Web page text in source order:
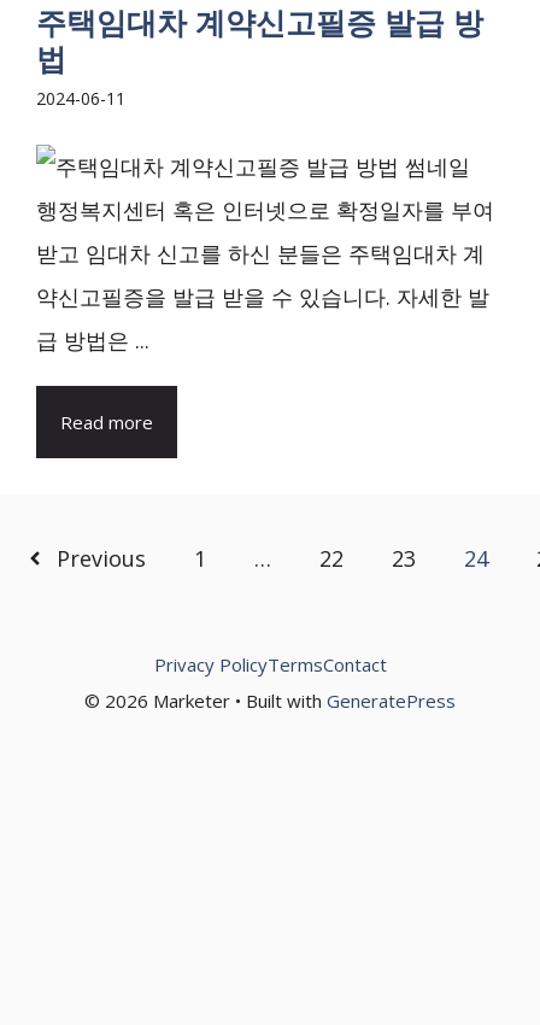
주택임대차 계약신고필증 발급 방
법
2024-06-11
행정복지센터 혹은 인터넷으로 확정일자를 부여
받고 임대차 신고를 하신 분들은 주택임대차 계
약신고필증을 발급 받을 수 있습니다. 자세한 발
급 방법은 ...
Read more
Previous 1 … 22 23 24
© 2026 Marketer • Built with GeneratePress
Privacy PolicyTermsContact